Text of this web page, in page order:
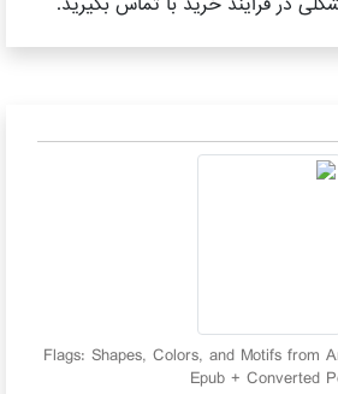
199 Flags: Shapes, Colors, and Motifs
Epub + Converted